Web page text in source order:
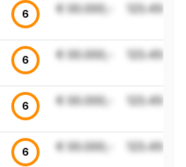
6 € 00.000,- 123.456 km
6 € 00.000,- 123.456 km
6 € 00.000,- 123.456 km
6 € 00.000,- 123.456 km